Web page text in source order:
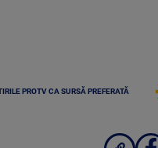
PROTV CA SURSĂ PREFERATĂ